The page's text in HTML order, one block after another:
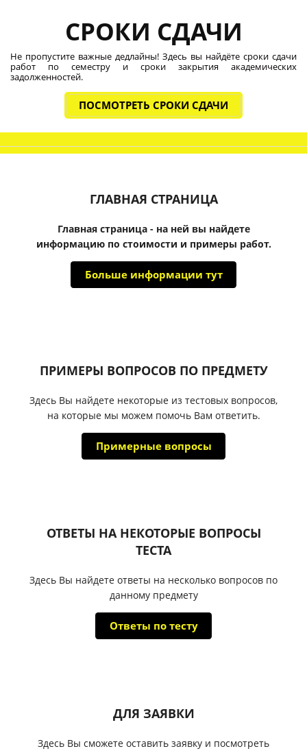
СРОКИ СДАЧИ
Не пропустите важные дедлайны! Здесь вы найдёте сроки сдачи
работ по семестру и сроки закрытия академических
задолженностей.
ПОСМОТРЕТЬ СРОКИ СДАЧИ
ГЛАВНАЯ СТРАНИЦА
Главная страница - на ней вы найдете
информацию по стоимости и примеры работ.
Больше информации тут
ПРИМЕРЫ ВОПРОСОВ ПО ПРЕДМЕТУ
Здесь Вы найдете некоторые из тестовых вопросов,
на которые мы можем помочь Вам ответить.
Примерные вопросы
ОТВЕТЫ НА НЕКОТОРЫЕ ВОПРОСЫ
ТЕСТА
Здесь Вы найдете ответы на несколько вопросов по
данному предмету
Ответы по тесту
ДЛЯ ЗАЯВКИ
Здесь Вы сможете оставить заявку и посмотреть